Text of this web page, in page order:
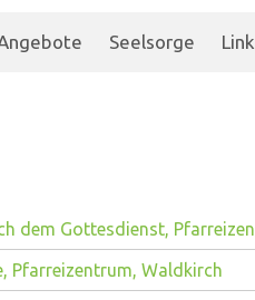
Seelsorge
dem Gottesdienst,
Pfarreizentrum, Waldkirch